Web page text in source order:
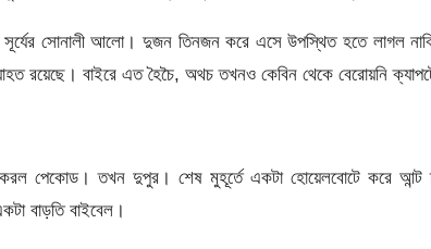
সূর্যের সোনালী আলো। দুজন তিনজন করে এসে উপস্থিত হতে লাগল
রয়েছে। বাইরে এত হৈচৈ, অথচ তখনও কেবিন থেকে বেরোয়নি
করল পেকোড। তখন দুপুর। শেষ মুহূর্তে একটা হোয়েলবোটে করে আন্ট
বাড়তি বাইবেল।